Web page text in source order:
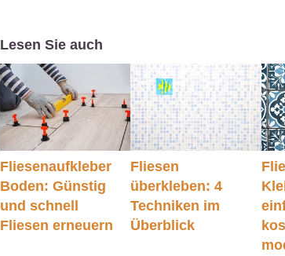
Lesen Sie auch
Fliesenaufkleber
Boden: Günstig
und schnell
Fliesen erneuern
Fliesen
überkleben: 4
Techniken im
Überblick